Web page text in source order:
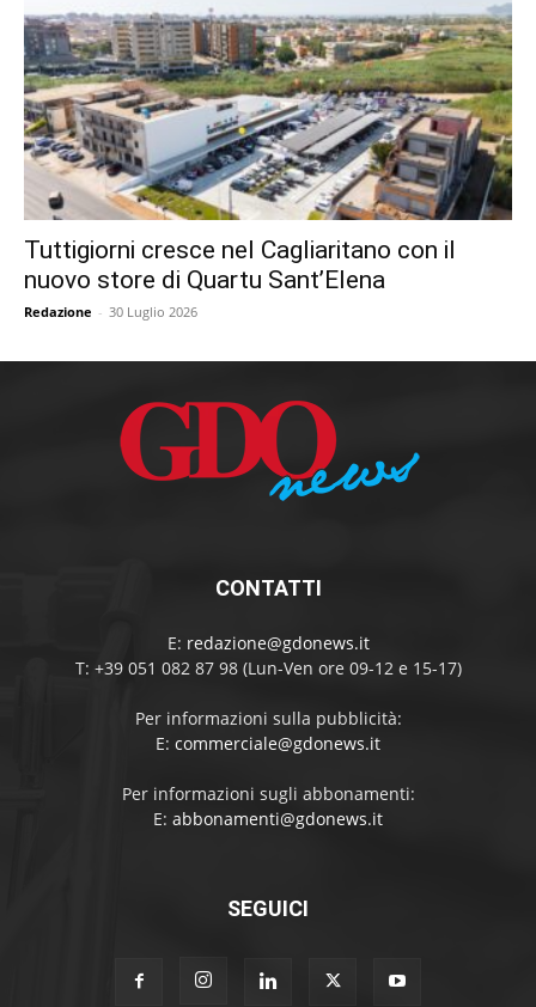
Tuttigiorni cresce nel Cagliaritano con il
nuovo store di Quartu Sant’Elena
Redazione - 30 Luglio 2026
CONTATTI
E: redazione@gdonews.it
T: +39 051 082 87 98 (Lun-Ven ore 09-12 e 15-17)
Per informazioni sulla pubblicità:
E: commerciale@gdonews.it
Per informazioni sugli abbonamenti:
E: abbonamenti@gdonews.it
SEGUICI